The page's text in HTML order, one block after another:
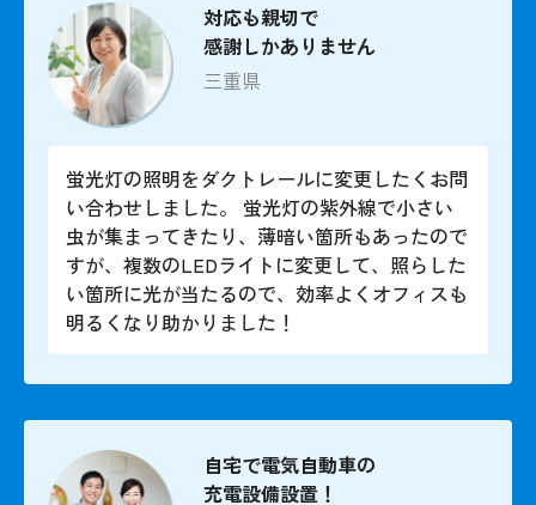
対応も親切で
感謝しかありません
三重県
蛍光灯の照明をダクトレールに変更したくお問
い合わせしました。 蛍光灯の紫外線で小さい
虫が集まってきたり、薄暗い箇所もあったので
すが、複数のLEDライトに変更して、照らした
い箇所に光が当たるので、効率よくオフィスも
明るくなり助かりました！
自宅で電気自動車の
充電設備設置！